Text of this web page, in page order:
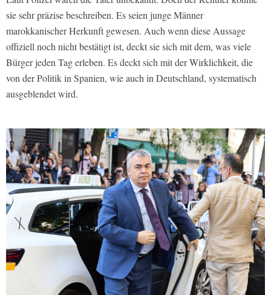
sie sehr präzise beschreiben. Es seien junge Männer
marokkanischer Herkunft gewesen. Auch wenn diese Aussage
offiziell noch nicht bestätigt ist, deckt sie sich mit dem, was viele
Bürger jeden Tag erleben. Es deckt sich mit der Wirklichkeit, die
von der Politik in Spanien, wie auch in Deutschland, systematisch
ausgeblendet wird.